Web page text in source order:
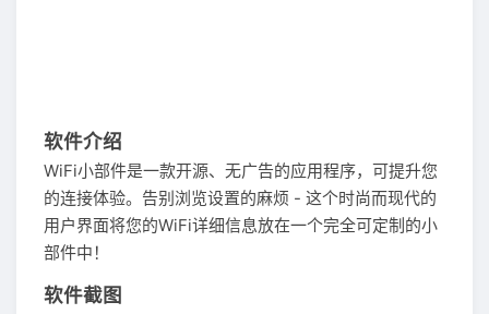
软件介绍
WiFi小部件是一款开源、无广告的应用程序，可提升您
的连接体验。告别浏览设置的麻烦 - 这个时尚而现代的
用户界面将您的WiFi详细信息放在一个完全可定制的小
部件中！
软件截图